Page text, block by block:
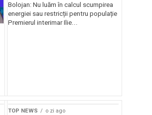
Bolojan: Nu luăm în calcul scumpirea
energiei sau restricții pentru populație
Premierul interimar Ilie...
TOP NEWS o zi ago